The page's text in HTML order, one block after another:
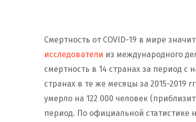
Смертность от COVID-19 в мире
исследователи из международного
смертность в 14 странах за период
странах в те же месяцы за 2015-2019
умерло на 122 000 человек
период. По официальной статистике